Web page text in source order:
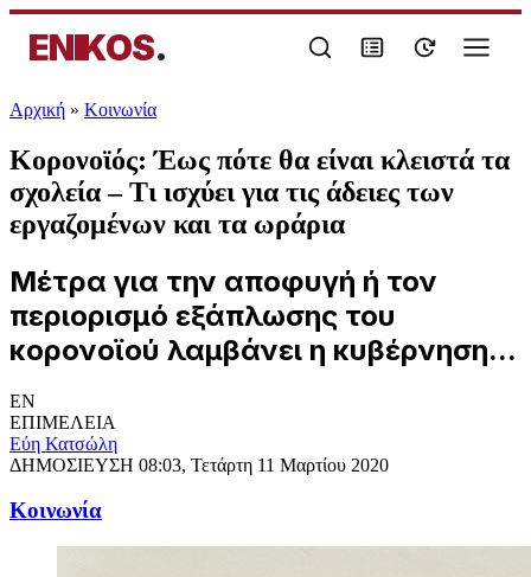
ENIKOS.
Αρχική » Κοινωνία
Κορονοϊός: Έως πότε θα είναι κλειστά τα
σχολεία – Τι ισχύει για τις άδειες των
εργαζομένων και τα ωράρια
Μέτρα για την αποφυγή ή τον
περιορισμό εξάπλωσης του
κορονοϊού λαμβάνει η κυβέρνηση...
EN
ΕΠΙΜΕΛΕΙΑ
Εύη Κατσώλη
ΔΗΜΟΣΙΕΥΣΗ 08:03, Τετάρτη 11 Μαρτίου 2020
Κοινωνία